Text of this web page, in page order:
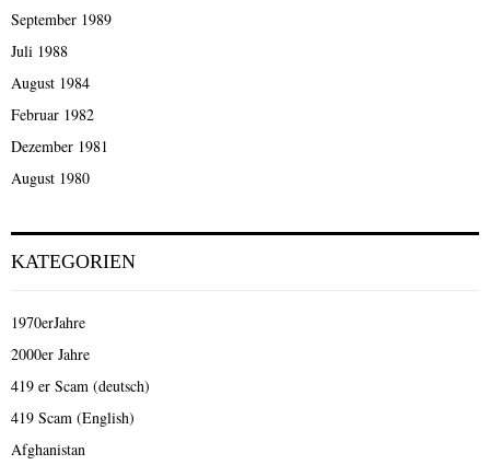
September 1989
Juli 1988
August 1984
Februar 1982
Dezember 1981
August 1980
KATEGORIEN
1970erJahre
2000er Jahre
419 er Scam (deutsch)
419 Scam (English)
Afghanistan